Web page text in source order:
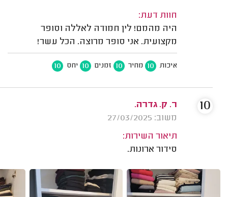
חוות דעת:
היה מהמם! לין חמודה לאללה וסופר
מקצועית. אני סופר מרוצה. הכל עשר!
איכות 10 מחיר 10 זמנים 10 יחס 10
ר. ק. גדרה.
משוב: 27/03/2025
תיאור השירות:
סידור ארונות.
10